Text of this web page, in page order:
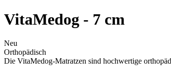
VitaMedog - 7 cm
Neu
Orthopädisch
Die VitaMedog-Matratzen sind hochwertige